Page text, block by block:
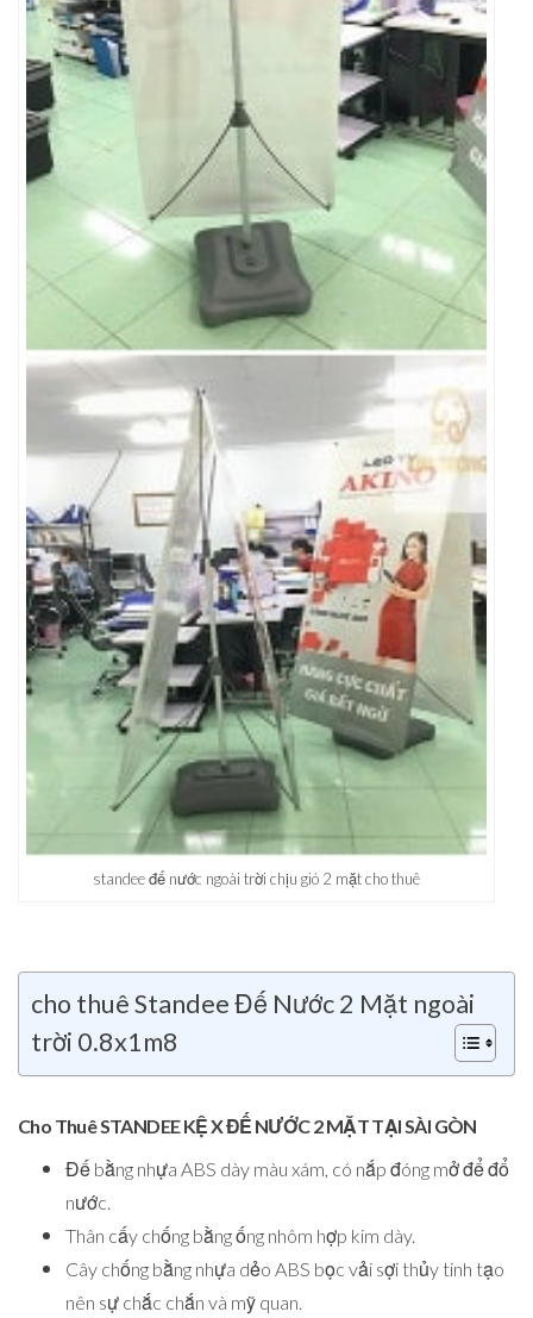
standee đế nước ngoài trời chịu gió 2 mặt cho thuê
cho thuê Standee Đế Nước 2 Mặt ngoài
trời 0.8x1m8
Cho Thuê STANDEE KỆ X ĐẾ NƯỚC 2 MẶT TẠI SÀI GÒN
Đế bằng nhựa ABS dày màu xám, có nắp đóng mở để đổ
nước.
Thân cấy chống bằng ống nhôm hợp kim dày.
Cây chống bằng nhựa dẻo ABS bọc vải sợi thủy tinh tạo
nên sự chắc chắn và mỹ quan.